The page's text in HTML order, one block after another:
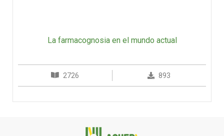
La farmacognosia en el mundo actual
2726 893